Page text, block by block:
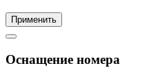
Применить
Оснащение номера